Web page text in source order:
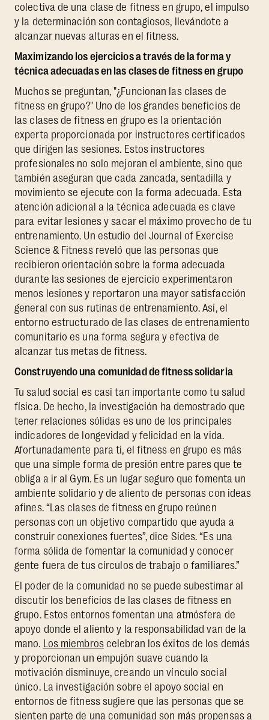
colectiva de una clase de fitness en grupo, el impulso
y la determinación son contagiosos, llevándote a
alcanzar nuevas alturas en el fitness.
Maximizando los ejercicios a través de la forma y
técnica adecuadas en las clases de fitness en grupo
Muchos se preguntan, "¿Funcionan las clases de
fitness en grupo?" Uno de los grandes beneficios de
las clases de fitness en grupo es la orientación
experta proporcionada por instructores certificados
que dirigen las sesiones. Estos instructores
profesionales no solo mejoran el ambiente, sino que
también aseguran que cada zancada, sentadilla y
movimiento se ejecute con la forma adecuada. Esta
atención adicional a la técnica adecuada es clave
para evitar lesiones y sacar el máximo provecho de tu
entrenamiento. Un estudio del Journal of Exercise
Science & Fitness reveló que las personas que
recibieron orientación sobre la forma adecuada
durante las sesiones de ejercicio experimentaron
menos lesiones y reportaron una mayor satisfacción
general con sus rutinas de entrenamiento. Así, el
entorno estructurado de las clases de entrenamiento
comunitario es una forma segura y efectiva de
alcanzar tus metas de fitness.
Construyendo una comunidad de fitness solidaria
Tu salud social es casi tan importante como tu salud
física. De hecho, la investigación ha demostrado que
tener relaciones sólidas es uno de los principales
indicadores de longevidad y felicidad en la vida.
Afortunadamente para ti, el fitness en grupo es más
que una simple forma de presión entre pares que te
obliga a ir al Gym. Es un lugar seguro que fomenta un
ambiente solidario y de aliento de personas con ideas
afines. “Las clases de fitness en grupo reúnen
personas con un objetivo compartido que ayuda a
construir conexiones fuertes”, dice Sides. “Es una
forma sólida de fomentar la comunidad y conocer
gente fuera de tus círculos de trabajo o familiares.”
El poder de la comunidad no se puede subestimar al
discutir los beneficios de las clases de fitness en
grupo. Estos entornos fomentan una atmósfera de
apoyo donde el aliento y la responsabilidad van de la
mano. Los miembroscelebran los éxitos de los demás
y proporcionan un empujón suave cuando la
motivación disminuye, creando un vínculo social
único. La investigación sobre el apoyo social en
entornos de fitness sugiere que las personas que se
sienten parte de una comunidad son más propensas a